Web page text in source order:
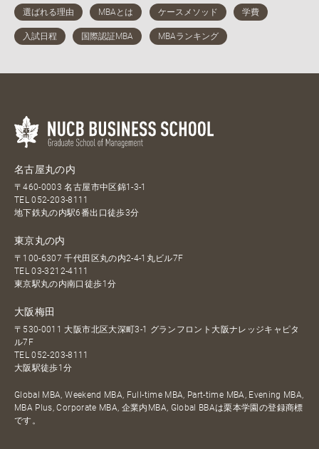
名古屋丸の内
〒460-0003 名古屋市中区錦1-3-1
TEL052-203-8111
地下鉄丸の内駅6番出口徒歩3分
東京丸の内
〒100-6307 千代田区丸の内2-4-1丸ビル7F
TEL03-3212-4111
東京駅丸の内南口徒歩1分
大阪梅田
〒530-0011 大阪市北区大深町3-1 グランフロント大阪ナレッジキャピタ
ル7F
TEL052-203-8111
大阪駅徒歩1分
Global MBA, Weekend MBA, Full-time MBA, Part-time MBA, Evening MBA,
MBA Plus, Corporate MBA, 企業内MBA, Global BBAは栗本学園の登録商標
です。